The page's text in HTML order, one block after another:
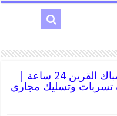
رقم فني صحي سباك القرين 24 ساعة |